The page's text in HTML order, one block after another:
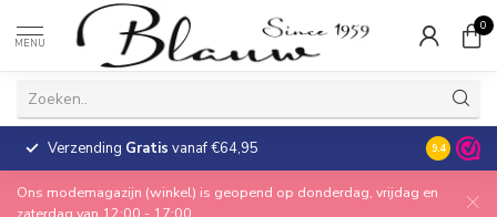
MENU
0
Verzending Gratis vanaf €64,95 30 dagen
9.4
Ons modemagazijn (winkel) is geopend op donderdag, vrijdag en
zaterdag van 12:00 - 17:00